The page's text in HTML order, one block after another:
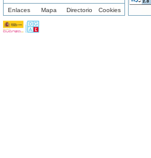
Enlaces Mapa Directorio Cookies